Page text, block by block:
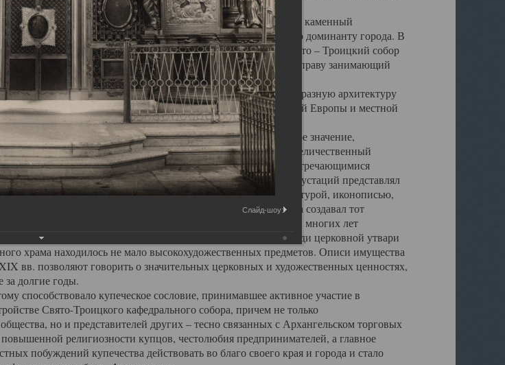
XVIII века в центре Архангельска, величественный каменный
собор, сразу превратился в зрительную и градостроительную доминанту города. В
ему не было равных на Севере. Вплоть до разрушения Свято – Троицкий собор
и значительным из городских строений Архангельска, по праву занимающий
дворов, в градостроительной картине Архангельска.
и светлых соборов России воплотил в себе яркую и своеобразную архитектуру
в ней архитектурными течениями России, Западной Европы и местной
церковного зодчества.
и богатство собора, вполне оправдывали его кафедральное значение,
многочисленных культовых построек города. Обширный и величественный
колоннами ионического стиля, с единственными нигде не встречающимися
фронтоном и множеством резных, символических инкрустаций представлял
ценность. В совокупности же с живописью, скульптурой, иконописью,
предметами церковной утвари интерьер Троицкого храма создавал тот
ансамбль декоративного убранства собора, на протяжении многих лет
своих посетителей. В соборной ризнице, библиотеке, среди церковной утвари
храма находилось не мало высокохудожественных предметов. Описи имущества
вв. позволяют говорить о значительных церковных и художественных ценностях,
за долгие годы.
способствовало купеческое сословие, принимавшее активное участие в
Свято-Троицкого кафедрального собора, причем не только
но и представителей других – тесно связанных с Архангельском торговых
повышенной религиозности купцов, честолюбия предпринимателей, а главное
побуждений купечества действовать во благо своего края и города и стало
Слайд-шоу: